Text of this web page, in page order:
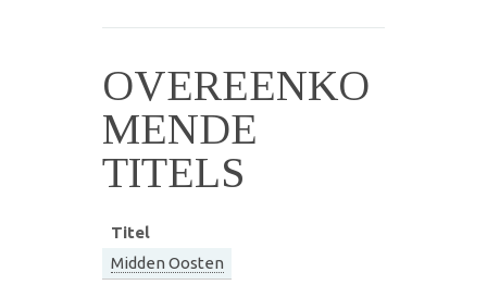
OVEREENKO
MENDE
TITELS
Titel
Midden Oosten